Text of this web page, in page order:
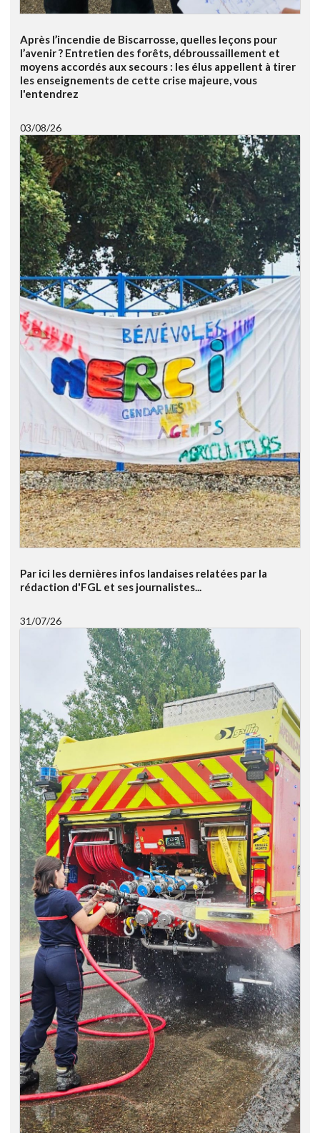
Après l’incendie de Biscarrosse, quelles leçons pour
l’avenir ? Entretien des forêts, débroussaillement et
moyens accordés aux secours : les élus appellent à tirer
les enseignements de cette crise majeure, vous
l'entendrez
03/08/26
Par ici les dernières infos landaises relatées par la
rédaction d'FGL et ses journalistes...
31/07/26